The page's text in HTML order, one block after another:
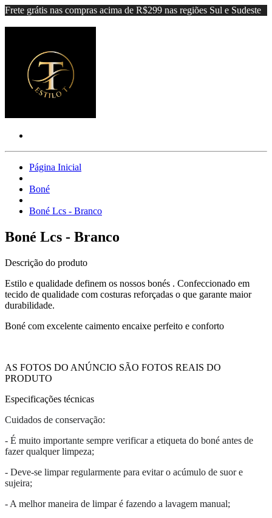
Frete grátis nas compras acima de R$299 nas regiões Sul e Sudeste
Página Inicial
Boné
Boné Lcs - Branco
Boné Lcs - Branco
Descrição do produto
Estilo e qualidade definem os nossos bonés . Confeccionado em
tecido de qualidade com costuras reforçadas o que garante maior
durabilidade.
Boné com excelente caimento encaixe perfeito e conforto
AS FOTOS DO ANÚNCIO SÃO FOTOS REAIS DO
PRODUTO
Especificações técnicas
Cuidados de conservação:
- É muito importante sempre verificar a etiqueta do boné antes de
fazer qualquer limpeza;
- Deve-se limpar regularmente para evitar o acúmulo de suor e
sujeira;
- A melhor maneira de limpar é fazendo a lavagem manual;